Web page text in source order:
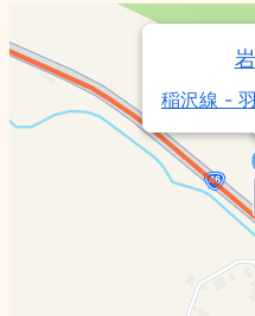
稲沢線 -